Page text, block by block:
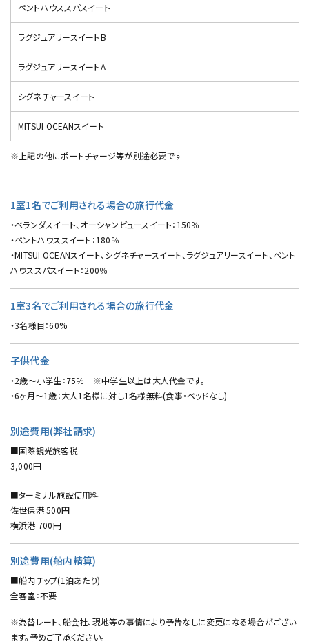
ペントハウススパスイート
ラグジュアリースイートB
ラグジュアリースイートA
シグネチャースイート
MITSUI OCEANスイート
※上記の他にポートチャージ等が別途必要です
1室1名でご利用される場合の旅行代金
・ベランダスイート、オーシャンビュースイート：150％
・ペントハウススイート：180％
・MITSUI OCEANスイート、シグネチャースイート、ラグジュアリースイート、ペント
ハウススパスイート：200％
1室3名でご利用される場合の旅行代金
・3名様目：60%
子供代金
・2歳～小学生：75％ ※中学生以上は大人代金です。
・6ヶ月～1歳：大人1名様に対し1名様無料(食事・ベッドなし)
別途費用(弊社請求)
■国際観光旅客税
3,000円
■ターミナル施設使用料
佐世保港 500円
横浜港 700円
別途費用(船内精算)
■船内チップ(1泊あたり)
全客室：不要
※為替レート、船会社、現地等の事情により予告なしに変更になる場合がござい
ます。予めご了承ください。